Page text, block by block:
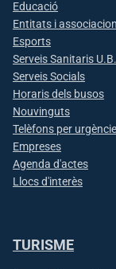
Educació
Entitats i
Esports
Serveis Sanitaris
Serveis Socials
Horaris dels busos
Nouvinguts
Telèfons per
Empreses
Agenda d'actes
Llocs d'interès
TURISME